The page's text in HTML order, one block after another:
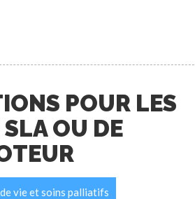
POUR LES
OU DE
vie et soins palliatifs